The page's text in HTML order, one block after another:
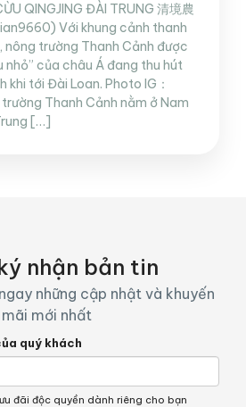
QINGJING ĐÀI TRUNG 清境農
Với khung cảnh thanh
nông trường Thanh Cảnh được
nhỏ” của châu Á đang thu hút
khi tới Đài Loan. Photo IG：
Thanh Cảnh nằm ở Nam
[…]
nhận bản tin
những cập nhật và khuyến
mãi mới nhất
quý khách
đãi độc quyền dành riêng cho bạn